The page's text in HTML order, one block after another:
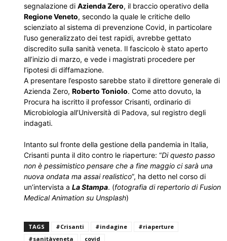
segnalazione di Azienda Zero, il braccio operativo della
Regione Veneto, secondo la quale le critiche dello
scienziato al sistema di prevenzione Covid, in particolare
l’uso generalizzato dei test rapidi, avrebbe gettato
discredito sulla sanità veneta. Il fascicolo è stato aperto
all’inizio di marzo, e vede i magistrati procedere per
l’ipotesi di diffamazione.
A presentare l’esposto sarebbe stato il direttore generale di
Azienda Zero, Roberto Toniolo. Come atto dovuto, la
Procura ha iscritto il professor Crisanti, ordinario di
Microbiologia all’Università di Padova, sul registro degli
indagati.
Intanto sul fronte della gestione della pandemia in Italia,
Crisanti punta il dito contro le riaperture: “Di questo passo
non è pessimistico pensare che a fine maggio ci sarà una
nuova ondata ma assai realistico”, ha detto nel corso di
un’intervista a La Stampa. (fotografia di repertorio di Fusion
Medical Animation su Unsplash)
TAGS #Crisanti #indagine
#riaperture
#sanitàveneta
covid